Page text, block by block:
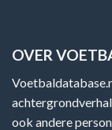
OVER
ook andere